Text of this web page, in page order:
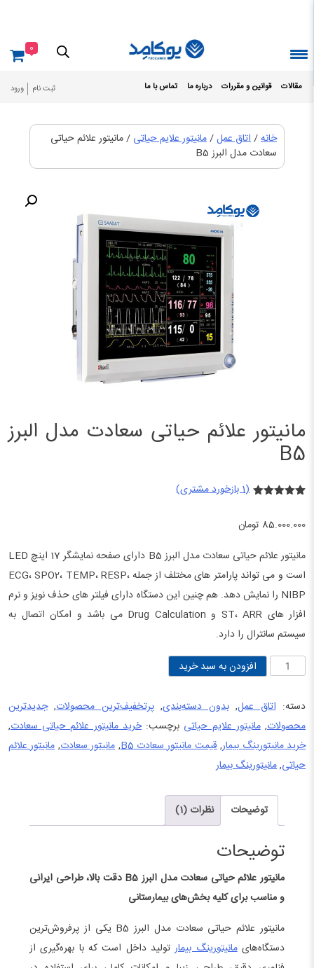
مقالات قوانین و مقررات درباره ما تماس با ما ثبت نام ورود
0
خانه/اتاق عمل/مانیتور علایم حیاتی / مانیتور علائم حیاتی
سعادت مدل البرز B5
مانیتور علائم حیاتی سعادت مدل البرز
B5
در
(
1بازخورد مشتری)
85.000.000 تومان
مانیتور علائم حیاتی سعادت مدل البرز B5 دارای صفحه نمایشگر 17 اینچ LED
است و می تواند پارامتر های مختلف از جمله ECG، SPO2، TEMP، RESP،
NIBP را نمایش دهد. هم چنین این دستگاه دارای فیلتر های حذف نویز و نرم
افزار های ST، ARR و Drug Calculation می باشد و امکان اتصال به
سیستم سانترال را دارد.
مانیتور
حیاتی
سعادت
مدل
البرز
افزودن به سبد خرید
دسته:اتاق عمل,بدون دسته‌بندی,پرتخفیف‌ترین محصولات,جدیدترین
محصولات,مانیتور علایم حیاتی برچسب:خرید مانیتور علائم حیاتی سعادت,
خرید مانیتورینگ بیمار,قیمت مانیتور سعادت B5 ,مانیتور سعادت,مانیتور علائم
حیاتی,مانیتورینگ بیمار
توضیحات نظرات (1)
توضیحات
مانیتور علائم حیاتی سعادت مدل البرز B5 دقت بالا، طراحی ایرانی
و مناسب برای کلیه بخش‌های بیمارستانی
مانیتور علائم حیاتی سعادت مدل البرز B5 یکی از پرفروش‌ترین
دستگاه‌هایمانیتورینگ بیمارتولید داخل است که با بهره‌گیری از